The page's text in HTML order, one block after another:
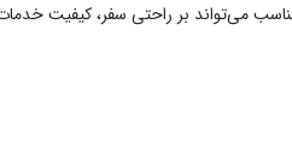
می‌تواند بر راحتی سفر، کیفیت خدمات